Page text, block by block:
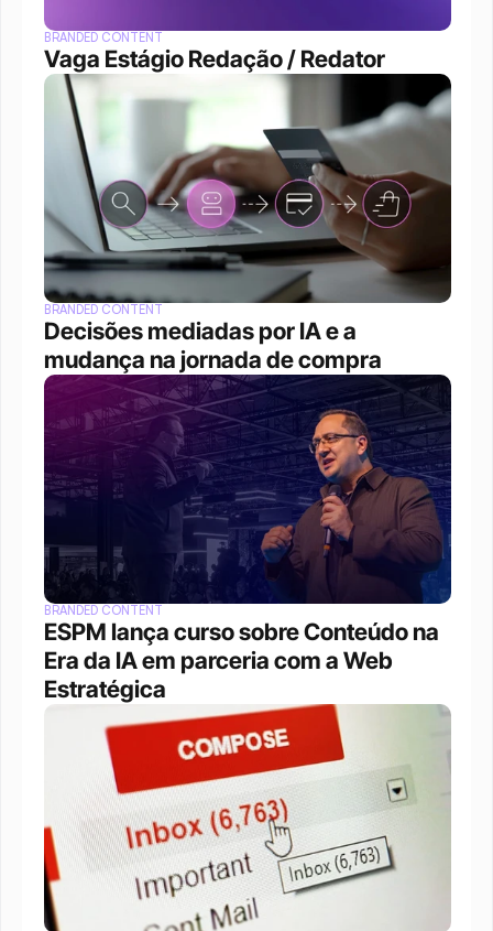
BRANDED CONTENT
Vaga Estágio Redação / Redator
BRANDED CONTENT
Decisões mediadas por IA e a
mudança na jornada de compra
BRANDED CONTENT
ESPM lança curso sobre Conteúdo na
Era da IA em parceria com a Web
Estratégica